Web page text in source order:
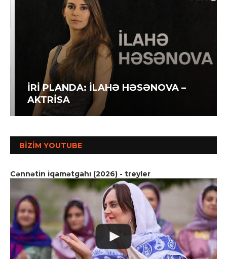
İRİ PLANDA: İLAHƏ HƏSƏNOVA –
AKTRİSA
BIZIM YOUTUBE
Cənnətin iqamətgahı (2026) - treyler